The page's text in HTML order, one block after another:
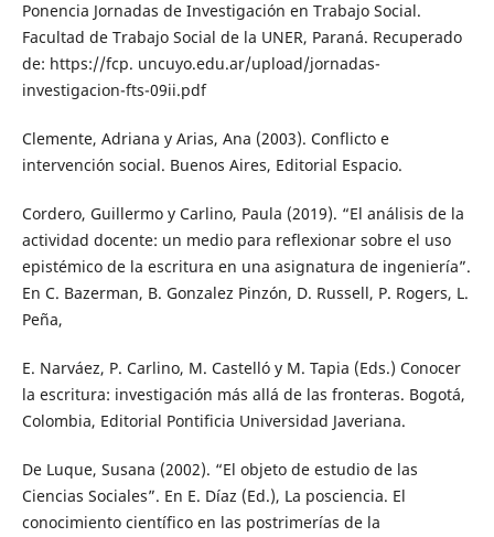
Ponencia Jornadas de Investigación en Trabajo Social.
Facultad de Trabajo Social de la UNER, Paraná. Recuperado
de: https://fcp. uncuyo.edu.ar/upload/jornadas-
investigacion-fts-09ii.pdf
Clemente, Adriana y Arias, Ana (2003). Conflicto e
intervención social. Buenos Aires, Editorial Espacio.
Cordero, Guillermo y Carlino, Paula (2019). “El análisis de la
actividad docente: un medio para reflexionar sobre el uso
epistémico de la escritura en una asignatura de ingeniería”.
En C. Bazerman, B. Gonzalez Pinzón, D. Russell, P. Rogers, L.
Peña,
E. Narváez, P. Carlino, M. Castelló y M. Tapia (Eds.) Conocer
la escritura: investigación más allá de las fronteras. Bogotá,
Colombia, Editorial Pontificia Universidad Javeriana.
De Luque, Susana (2002). “El objeto de estudio de las
Ciencias Sociales”. En E. Díaz (Ed.), La posciencia. El
conocimiento científico en las postrimerías de la